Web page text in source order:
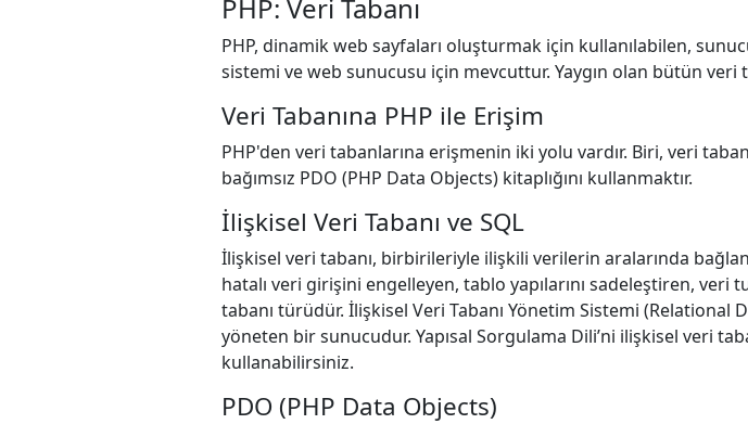
PHP: Veri Tabanı
PHP, dinamik web sayfaları oluşturmak için kullanılabilen,
sistemi ve web sunucusu için mevcuttur. Yaygın olan bütün veri
Veri Tabanına PHP ile Erişim
PHP'den veri tabanlarına erişmenin iki yolu vardır. Biri, veri
bağımsız PDO (PHP Data Objects) kitaplığını kullanmaktır.
İlişkisel Veri Tabanı ve SQL
İlişkisel veri tabanı, birbirileriyle ilişkili verilerin aralarında
hatalı veri girişini engelleyen, tablo yapılarını sadeleştiren, veri
tabanı türüdür. İlişkisel Veri Tabanı Yönetim Sistemi
yöneten bir sunucudur. Yapısal Sorgulama Dili’ni ilişkisel veri
kullanabilirsiniz.
PDO (PHP Data Objects)